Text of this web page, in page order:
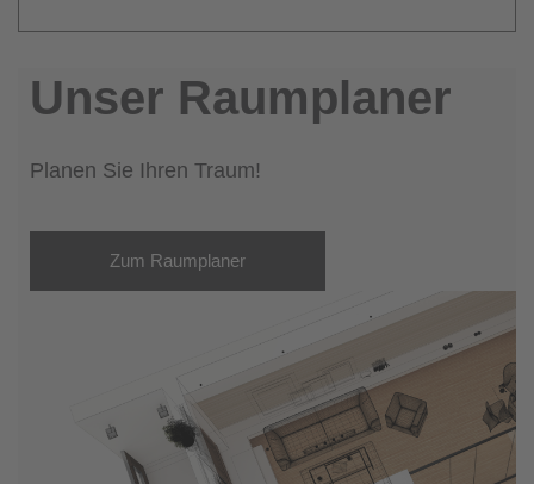
Unser Raumplaner
Planen Sie Ihren Traum!
Zum Raumplaner